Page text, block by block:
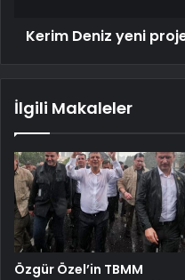
Kerim Deniz yeni
İlgili Makaleler
Özgür Özel’in TBMM